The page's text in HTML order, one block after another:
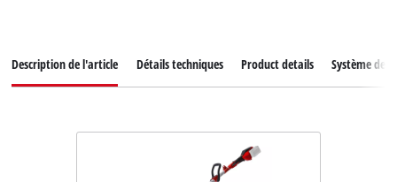
Description de l'article Détails techniques Product details Système de